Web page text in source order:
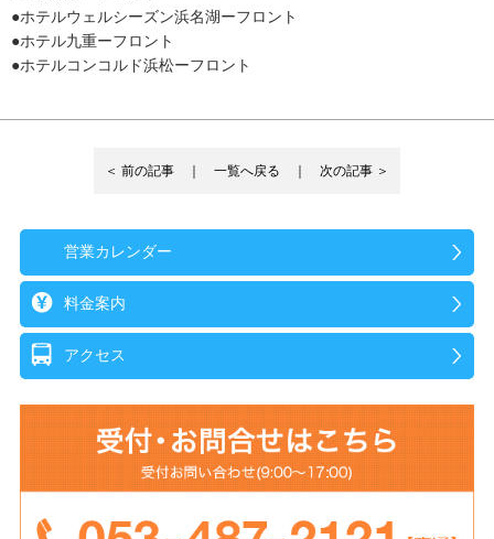
●ホテルウェルシーズン浜名湖ーフロント
●ホテル九重ーフロント
●ホテルコンコルド浜松ーフロント
＜ 前の記事 ｜ 一覧へ戻る ｜ 次の記事 ＞
営業カレンダー
料金案内
アクセス